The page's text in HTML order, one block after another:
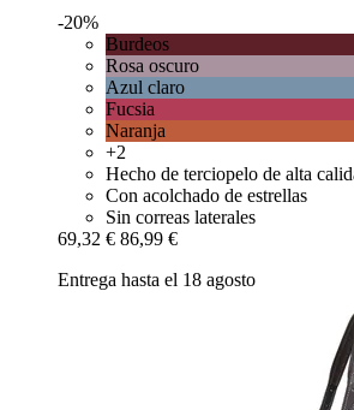
-20%
Burdeos
Rosa oscuro
Azul claro
Fucsia
Naranja
+2
Hecho de terciopelo de alta
Con acolchado de estrellas
Sin correas laterales
69,32 € 86,99 €
Entrega hasta el 18 agosto